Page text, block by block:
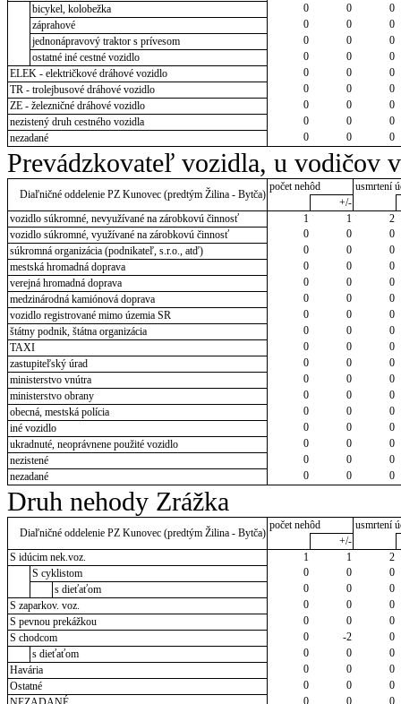
bicykel, kolobežka
0 0
0
záprahové
0 0
0
jednonápravový traktor s prívesom
0 0
0
ostatné iné cestné vozidlo
0 0
0
ELEK - električkové dráhové vozidlo
0 0
0
TR - trolejbusové dráhové vozidlo
0 0
0
ZE - železničné dráhové vozidlo
0 0
0
nezistený druh cestného vozidla
0 0
0
nezadané
0 0 0
Prevádzkovateľ vozidla, u vodičov
Diaľničné oddelenie PZ Kunovec (predtým Žilina - Bytča)
počet nehôd
usmrtení
+/-
vozidlo súkromné, nevyužívané na zárobkovú činnosť
1 1
2
vozidlo súkromné, využívané na zárobkovú činnosť
0 0
0
súkromná organizácia (podnikateľ, s.r.o., atď)
0 0
0
mestská hromadná doprava
0 0
0
verejná hromadná doprava
0 0
0
medzinárodná kamiónová doprava
0 0
0
vozidlo registrované mimo územia SR
0 0
0
štátny podnik, štátna organizácia
0 0
0
TAXI
0 0
0
zastupiteľský úrad
0 0
0
ministerstvo vnútra
0 0
0
ministerstvo obrany
0 0
0
obecná, mestská polícia
0 0
0
iné vozidlo
0 0
0
ukradnuté, neoprávnene použité vozidlo
0 0
0
nezistené
0 0
0
nezadané
0 0 0
Druh nehody Zrážka
Diaľničné oddelenie PZ Kunovec (predtým Žilina - Bytča)
počet nehôd
usmrtení
+/-
S idúcim nek.voz.
1 1
2
S cyklistom
0 0
0
s dieťaťom
0 0
0
S zaparkov. voz.
0 0
0
S pevnou prekážkou
0 0
0
S chodcom
0 -2
0
s dieťaťom
0 0
0
Havária
0 0
0
Ostatné
0 0
0